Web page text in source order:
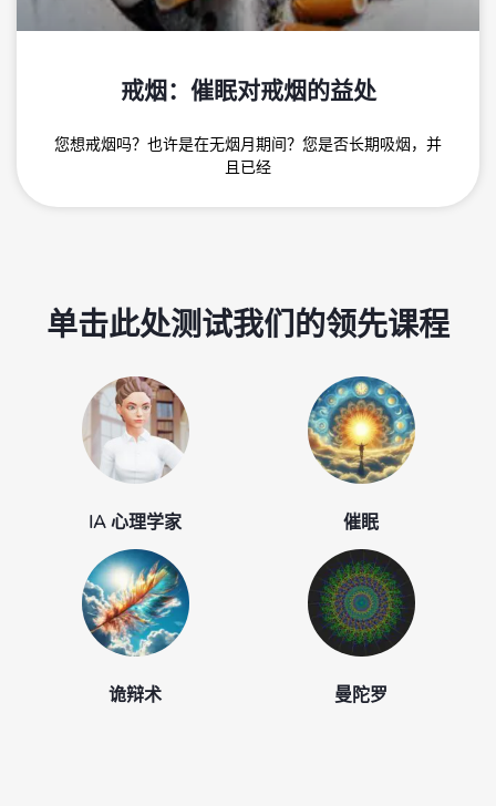
戒烟：催眠对戒烟的益处
您想戒烟吗？也许是在无烟月期间？您是否长期吸烟，并
且已经
单击此处测试我们的领先课程
IA 心理学家 催眠
诡辩术 曼陀罗